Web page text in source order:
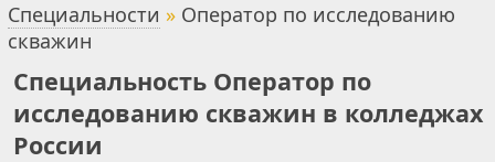
Специальности » Оператор по исследованию
скважин
Специальность Оператор по
исследованию скважин в колледжах
России